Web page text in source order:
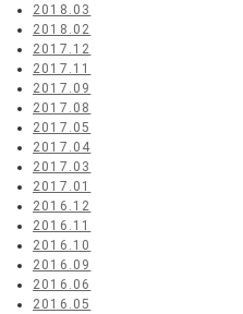
2018.03
2018.02
2017.12
2017.11
2017.09
2017.08
2017.05
2017.04
2017.03
2017.01
2016.12
2016.11
2016.10
2016.09
2016.06
2016.05